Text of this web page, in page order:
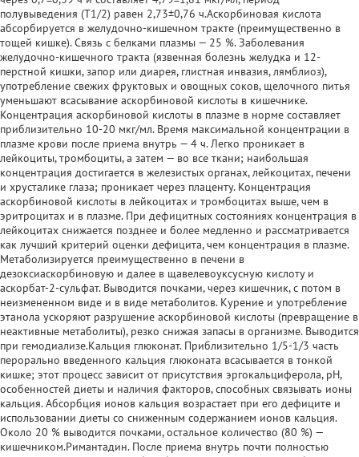
полувыведения (T1/2) равен 2,73±0,76 ч.Аскорбиновая кислота
абсорбируется в желудочно-кишечном тракте (преимущественно в
тощей кишке). Связь с белками плазмы — 25 %. Заболевания
желудочно-кишечного тракта (язвенная болезнь желудка и 12-
перстной кишки, запор или диарея, глистная инвазия, лямблиоз),
употребление свежих фруктовых и овощных соков, щелочного питья
уменьшают всасывание аскорбиновой кислоты в кишечнике.
Концентрация аскорбиновой кислоты в плазме в норме составляет
приблизительно 10-20 мкг/мл. Время максимальной концентрации в
плазме крови после приема внутрь — 4 ч. Легко проникает в
лейкоциты, тромбоциты, а затем — во все ткани; наибольшая
концентрация достигается в железистых органах, лейкоцитах, печени
и хрусталике глаза; проникает через плаценту. Концентрация
аскорбиновой кислоты в лейкоцитах и тромбоцитах выше, чем в
эритроцитах и в плазме. При дефицитных состояниях концентрация в
лейкоцитах снижается позднее и более медленно и рассматривается
как лучший критерий оценки дефицита, чем концентрация в плазме.
Метаболизируется преимущественно в печени в
дезоксиаскорбиновую и далее в щавелевоуксусную кислоту и
аскорбат-2-сульфат. Выводится почками, через кишечник, с потом в
неизмененном виде и в виде метаболитов. Курение и употребление
этанола ускоряют разрушение аскорбиновой кислоты (превращение в
неактивные метаболиты), резко снижая запасы в организме. Выводится
при гемодиализе.Кальция глюконат. Приблизительно 1/5-1/3 часть
перорально введенного кальция глюконата всасывается в тонкой
кишке; этот процесс зависит от присутствия эргокальциферола, pH,
особенностей диеты и наличия факторов, способных связывать ионы
кальция. Абсорбция ионов кальция возрастает при его дефиците и
использовании диеты со сниженным содержанием ионов кальция.
Около 20 % выводится почками, остальное количество (80 %) —
кишечником.Римантадин. После приема внутрь почти полностью